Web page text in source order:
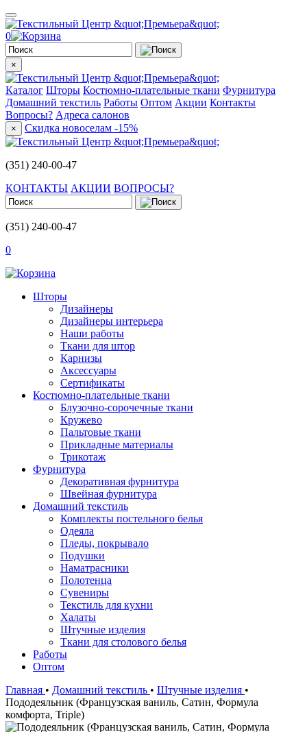
0
×
Каталог Шторы Костюмно-плательные ткани Фурнитура
Домашний текстиль Работы Оптом Акции Контакты
Вопросы? Адреса салонов
× Скидка новоселам -15%
(351) 240-00-47
КОНТАКТЫ АКЦИИ ВОПРОСЫ?
(351) 240-00-47
0
Шторы
Дизайнеры
Дизайнеры интерьера
Наши работы
Ткани для штор
Карнизы
Аксессуары
Сертификаты
Костюмно-плательные ткани
Блузочно-сорочечные ткани
Кружево
Пальтовые ткани
Прикладные материалы
Трикотаж
Фурнитура
Декоративная фурнитура
Швейная фурнитура
Домашний текстиль
Комплекты постельного белья
Одеяла
Пледы, покрывало
Подушки
Наматрасники
Полотенца
Сувениры
Текстиль для кухни
Халаты
Штучные изделия
Ткани для столового белья
Работы
Оптом
Главная • Домашний текстиль • Штучные изделия •
Пододеяльник (Французская ваниль, Сатин, Формула
комфорта, Triple)